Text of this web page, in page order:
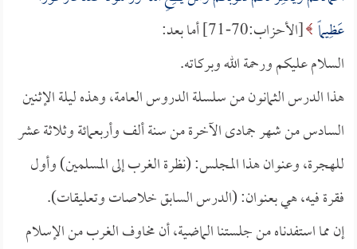
عَظِيماً [الأحزاب:70-71] أما بعد:
السلام عليكم ورحمة الله وبركاته.
هذا الدرس الثمانون من سلسلة الدروس العامة، وهذه ليلة الإثنين
السادس من شهر جمادى الآخرة من سنة ألف وأربعمائة وثلاثة عشر
للهجرة، وعنوان هذا المجلس: (نظرة الغرب إلى المسلمين) وأول
فقرة فيه، هي بعنوان: (الدرس السابق خلاصات وتعليقات).
إن مما استفدناه من جلستنا الماضية، أن مخاوف الغرب من الإسلام